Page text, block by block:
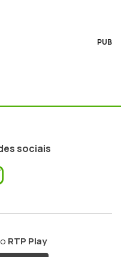
PUB
sociais
RTP Play